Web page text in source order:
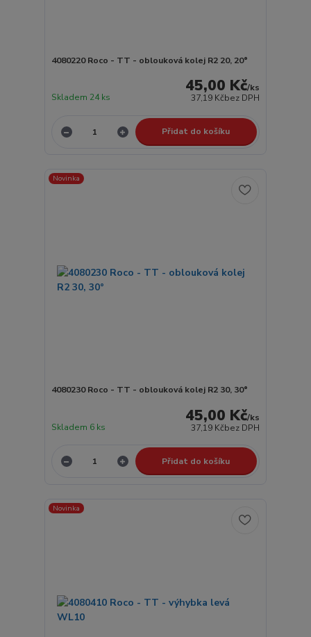
4080220 Roco - TT - oblouková kolej R2 20, 20°
45,00 Kč/ks
37,19 Kčbez DPH
Skladem 24 ks
Přidat do košíku
Novinka
4080230 Roco - TT - oblouková kolej R2 30, 30°
45,00 Kč/ks
37,19 Kčbez DPH
Skladem 6 ks
Přidat do košíku
Novinka